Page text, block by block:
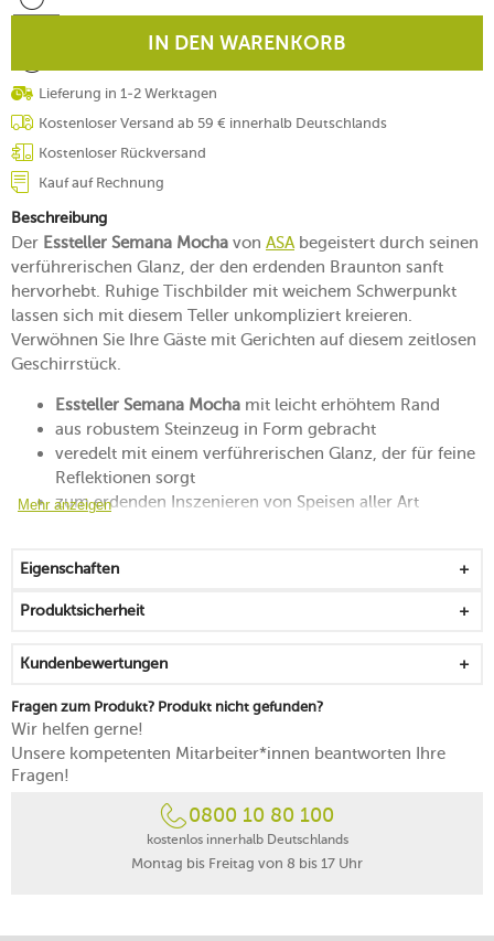
IN DEN WARENKORB
Lieferung in 1-2 Werktagen
Kostenloser Versand ab 59 € innerhalb Deutschlands
Kostenloser Rückversand
Kauf auf Rechnung
Beschreibung
Der Essteller Semana Mocha von ASAbegeistert durch seinen
verführerischen Glanz, der den erdenden Braunton sanft
hervorhebt. Ruhige Tischbilder mit weichem Schwerpunkt
lassen sich mit diesem Teller unkompliziert kreieren.
Verwöhnen Sie Ihre Gäste mit Gerichten auf diesem zeitlosen
Geschirrstück.
Essteller Semana Mocha mit leicht erhöhtem Rand
aus robustem Steinzeug in Form gebracht
veredelt mit einem verführerischen Glanz, der für feine
Reflektionen sorgt
zum erdenden Inszenieren von Speisen aller Art
Stücken der Serie eine ganze Woche lang variierend auf
der Tafel präsentieren
in Portugal gefertigt
Mehr anzeigen
Eigenschaften
Produktsicherheit
Kundenbewertungen
Fragen zum Produkt? Produkt nicht gefunden?
Wir helfen gerne!
Unsere kompetenten Mitarbeiter*innen beantworten Ihre
Fragen!
0800 10 80 100
kostenlos innerhalb Deutschlands
Montag bis Freitag von 8 bis 17 Uhr